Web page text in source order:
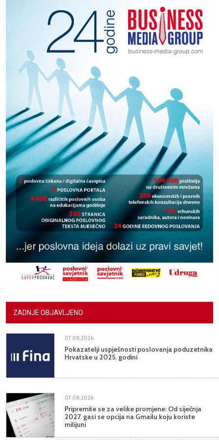
ZADNJE OBJAVLJENO
07.08.2026.
Pokazatelji uspješnosti poslovanja poduzetnika
Hrvatske u 2025. godini
07.08.2026.
Pripremite se za velike promjene: Od siječnja
2027. gasi se opcija na Gmailu koju koriste
milijuni